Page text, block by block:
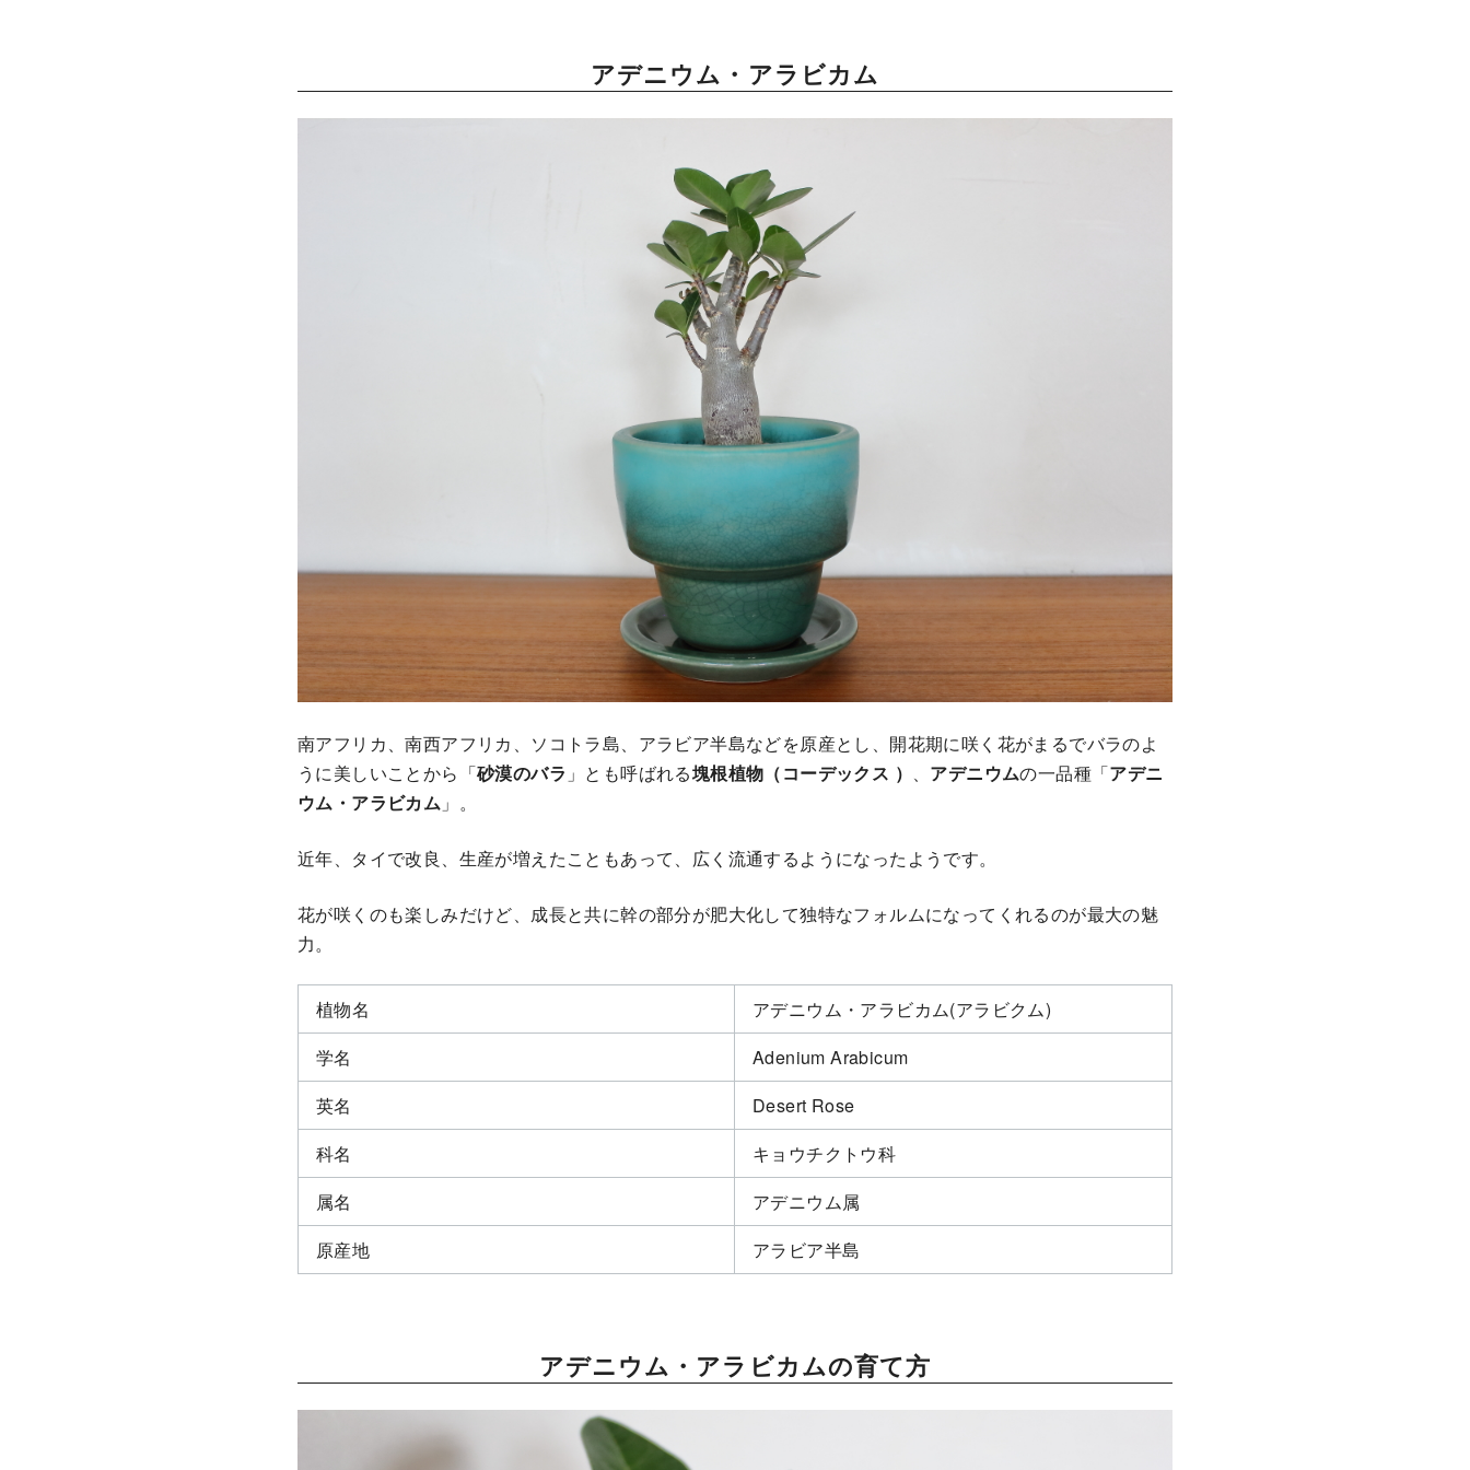
アデニウム・アラビカム
南アフリカ、南西アフリカ、ソコトラ島、アラビア半島などを原産とし、開花期に咲く花がまるでバラのよ
うに美しいことから「砂漠のバラ 」とも呼ばれる塊根植物（コーデックス ） 、 アデニウムの一品種「アデニ
ウム・アラビカム 」。
近年、タイで改良、生産が増えたこともあって、広く流通するようになったようです。
花が咲くのも楽しみだけど、成長と共に幹の部分が肥大化して独特なフォルムになってくれるのが最大の魅
力。
植物名
アデニウム・アラビカム(アラビクム)
学名
Adenium Arabicum
英名
Desert Rose
科名
キョウチクトウ科
属名
アデニウム属
原産地
アラビア半島
アデニウム・アラビカムの育て方